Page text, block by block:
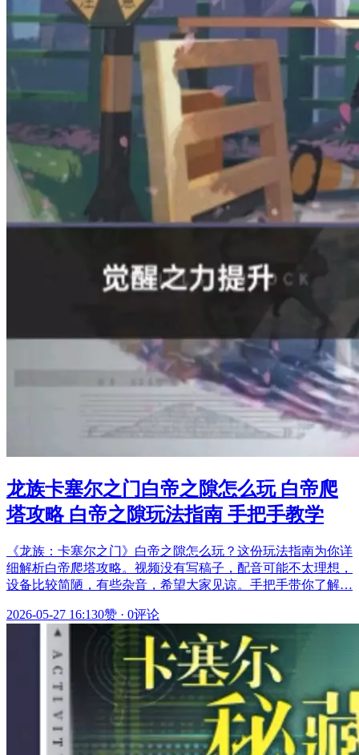
龙族卡塞尔之门白帝之隙怎么玩 白帝爬
塔攻略 白帝之隙玩法指南 手把手教学
《龙族：卡塞尔之门》白帝之隙怎么玩？这份玩法指南为你详
细解析白帝爬塔攻略。视频没有写稿子，配音可能不太理想，
设备比较简陋，有些杂音，希望大家见谅。手把手带你了解…
2026-05-27 16:130赞 · 0评论